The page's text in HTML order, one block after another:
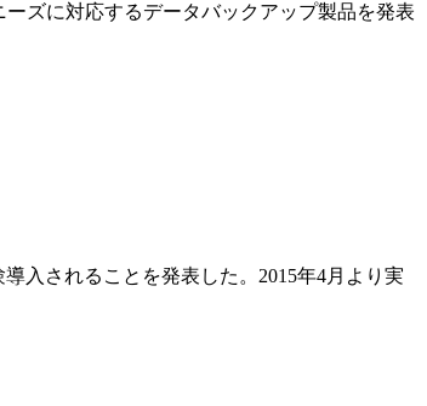
ーズに対応するデータバックアップ製品を発表
入されることを発表した。2015年4月より実